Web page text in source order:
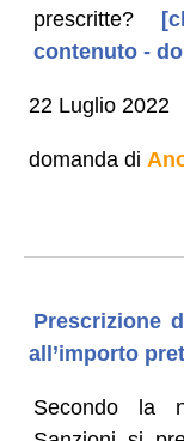
prescritte?
contenuto -
22 Luglio 2022
domanda di
Prescrizione
all’importo
Secondo la